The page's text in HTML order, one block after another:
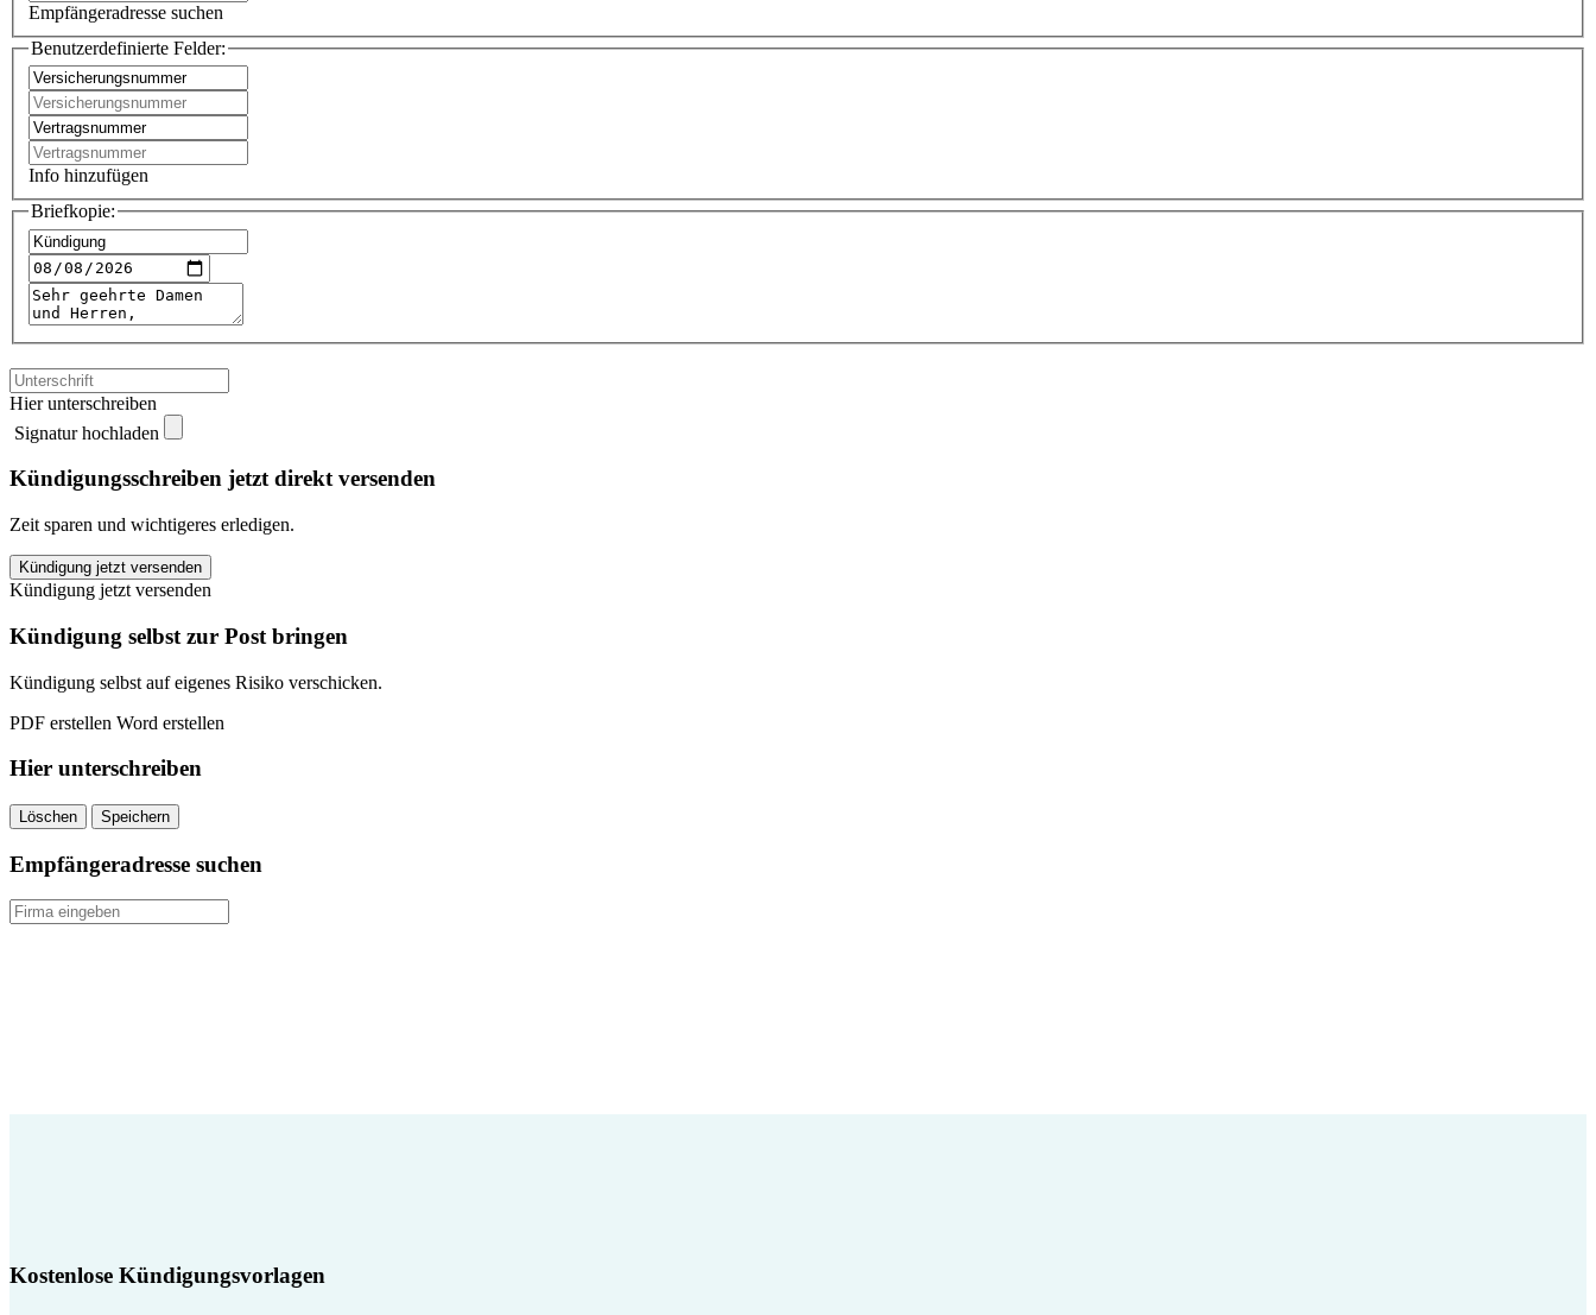
Empfängeradresse suchen
Benutzerdefinierte Felder:
Info hinzufügen
Briefkopie:
Hier unterschreiben
Signatur hochladen
Kündigungsschreiben jetzt direkt versenden
Zeit sparen und wichtigeres erledigen.
Hallesche
Zahnzusatzversicherung
kündigen
quantity
Kündigung jetzt versenden
Kündigung jetzt versenden
Kündigung selbst zur Post bringen
Kündigung selbst auf eigenes Risiko verschicken.
PDF erstellen Word erstellen
Hier unterschreiben
Löschen Speichern
Empfängeradresse suchen
Kostenlose Kündigungsvorlagen